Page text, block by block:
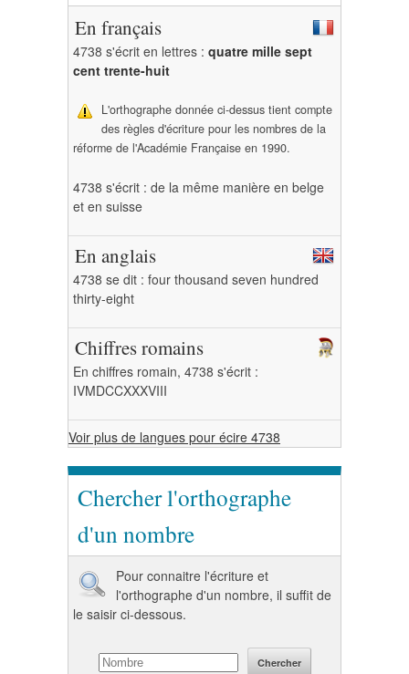
En français
4738 s'écrit en lettres : quatre mille sept
cent trente-huit
L'orthographe donnée ci-dessus tient compte
des règles d'écriture pour les nombres de la
réforme de l'Académie Française en 1990.
4738 s'écrit : de la même manière en belge
et en suisse
En anglais
4738 se dit : four thousand seven hundred
thirty-eight
Chiffres romains
En chiffres romain, 4738 s'écrit :
IVMDCCXXXVIII
Voir plus de langues pour écire 4738
Chercher l'orthographe
d'un nombre
Pour connaitre l'écriture et
l'orthographe d'un nombre, il suffit de
le saisir ci-dessous.